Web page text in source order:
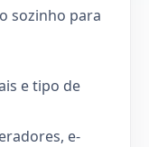
sozinho para
e tipo de
e-